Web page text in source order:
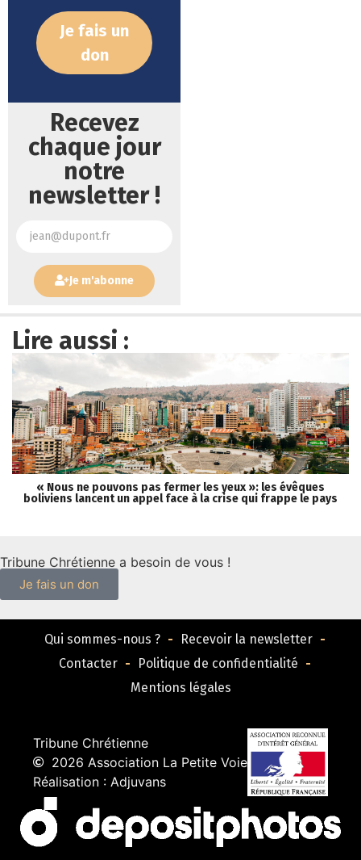
Je fais un
don
Recevez
chaque jour
notre
newsletter !
Je m'abonne
Lire aussi :
« Nous ne pouvons pas fermer les yeux »: les évêques
boliviens lancent un appel face à la crise qui frappe le pays
Tribune Chrétienne a besoin de vous !
Je fais un don
Qui sommes-nous ?
Recevoir la newsletter
Contacter
Politique de confidentialité
Mentions légales
Tribune Chrétienne
2026 Association La Petite Voie
Réalisation : Adjuvans